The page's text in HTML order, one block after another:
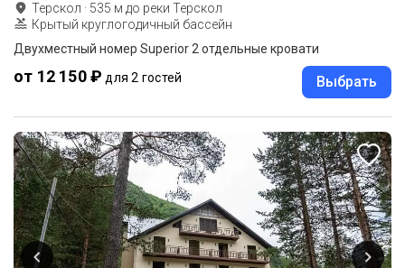
Терскол · 535 м до реки Терскол
Крытый круглогодичный бассейн
Двухместный номер Superior 2 отдельные кровати
от 12 150 ₽ для 2 гостей Выбрать